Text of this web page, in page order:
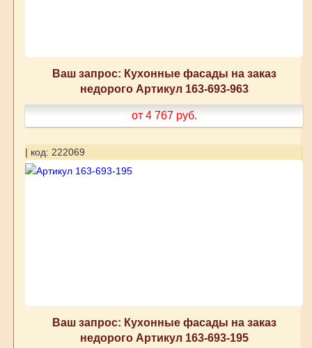
Ваш запрос: Кухонные фасады на заказ
недорого Артикул 163-693-963
от 4 767 руб.
| код: 222069
Ваш запрос: Кухонные фасады на заказ
недорого Артикул 163-693-195